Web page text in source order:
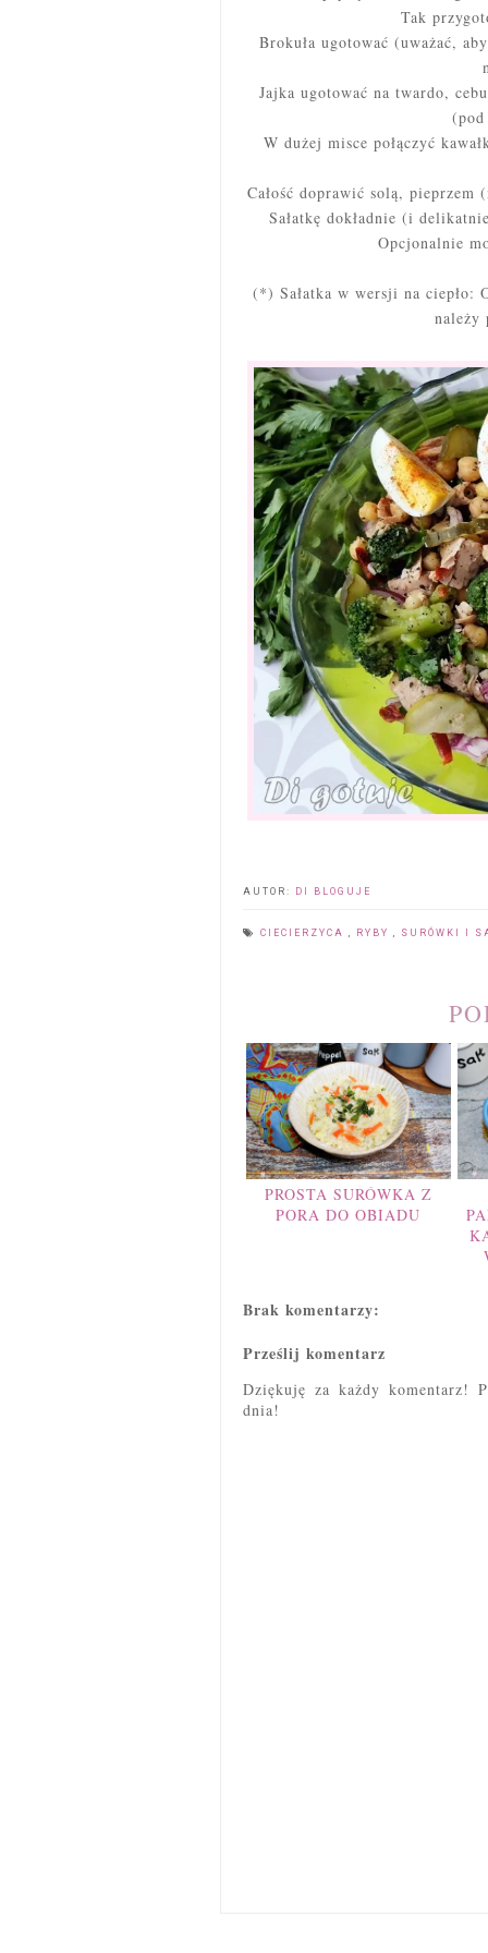
Tak
Brokuła ugotować (uważać,
Jajka ugotować na twardo,
W dużej misce połączyć
Całość doprawić solą,
Sałatkę dokładnie (i
Opcjonalnie
(*) Sałatka w wersji na ciepło:
należy
AUTOR: DI BLOGUJE
CIECIERZYCA RYBY SURÓWKI I
PROSTA SURÓWKA Z
PORA DO OBIADU
Brak komentarzy:
Prześlij komentarz
Dziękuję za każdy komentarz!
dnia!